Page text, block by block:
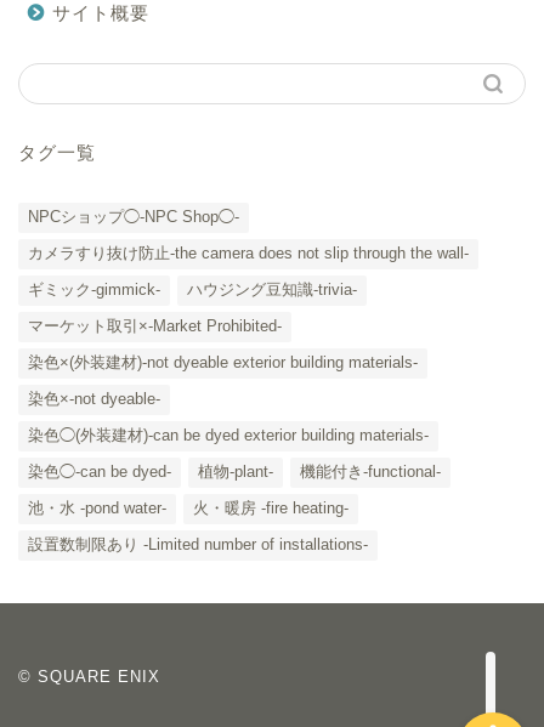
サイト概要
タグ一覧
NPCショップ◯-NPC Shop◯-
カメラすり抜け防止-the camera does not slip through the wall-
ギミック-gimmick-
ハウジング豆知識-trivia-
マーケット取引×-Market Prohibited-
染色×(外装建材)-not dyeable exterior building materials-
染色×-not dyeable-
染色◯(外装建材)-can be dyed exterior building materials-
染色◯-can be dyed-
植物-plant-
機能付き-functional-
池・水 -pond water-
火・暖房 -fire heating-
設置数制限あり -Limited number of installations-
© SQUARE ENIX
Category List-
HOUSING COLLECTIONと
ご要望はコチラから